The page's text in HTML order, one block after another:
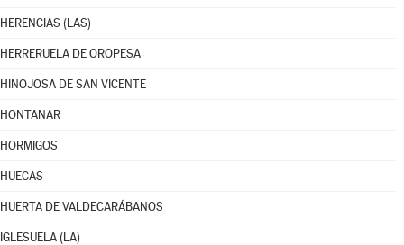
HERENCIAS (LAS)
HERRERUELA DE OROPESA
HINOJOSA DE SAN VICENTE
HONTANAR
HORMIGOS
HUECAS
HUERTA DE VALDECARÁBANOS
IGLESUELA (LA)